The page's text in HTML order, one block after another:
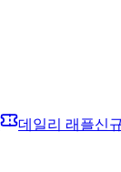
데일리 래플신